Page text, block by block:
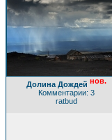
Долина Дождей нов.
Комментарии: 3
ratbud